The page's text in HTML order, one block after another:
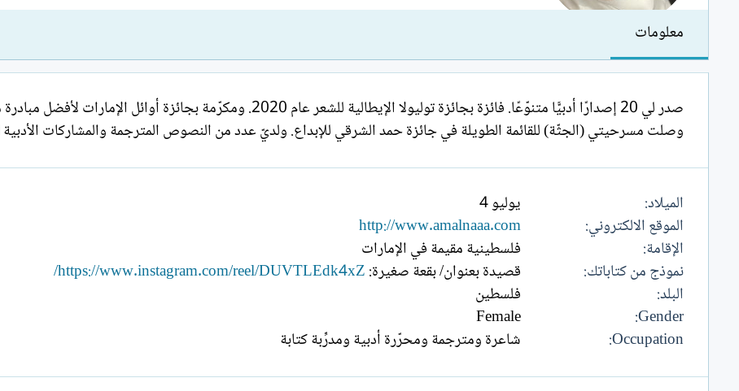
معلومات
صدر لي 20 إصدارًا أدبيًّا متنوّعًا. فائزة بجائزة توليولا الإيطالية للشعر عام 2020.
وصلت مسرحيتي (الجثّة) للقائمة الطويلة في جائزة حمد الشرقي للإبداع. ولديّ عدد من النصوص المترجمة والمشاركات الأدبية
الميلاد
يوليو 4
الموقع الالكتروني
http://www.amalnaaa.com
الإقامة
فلسطينية مقيمة في الإمارات
نموذج من كتاباتك
قصيدة بعنوان/ بقعة صغيرة:https://www.instagram.com/reel/DUVTLEdk4xZ/
البلد
فلسطين
Gender
Female
Occupation
شاعرة ومترجمة ومحرّرة أدبية ومدرِّبة كتابة